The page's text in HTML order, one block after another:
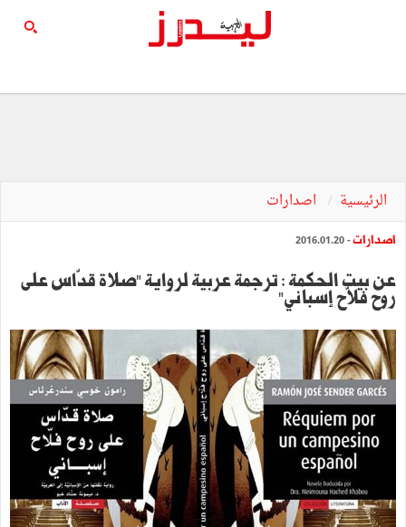
الرئيسية اصدارات
اصدارات- 2016.01.20
عن بيت الحكمة : ترجمة عربية لرواية "صلاة قدّاس على
روح فلاّح إسباني"